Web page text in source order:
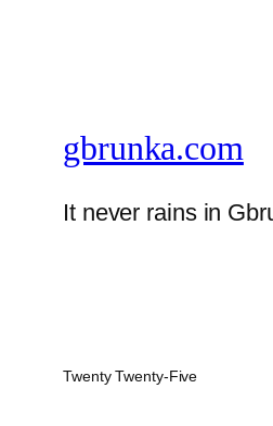
gbrunka.com
It never rains in
Twenty Twenty-Five